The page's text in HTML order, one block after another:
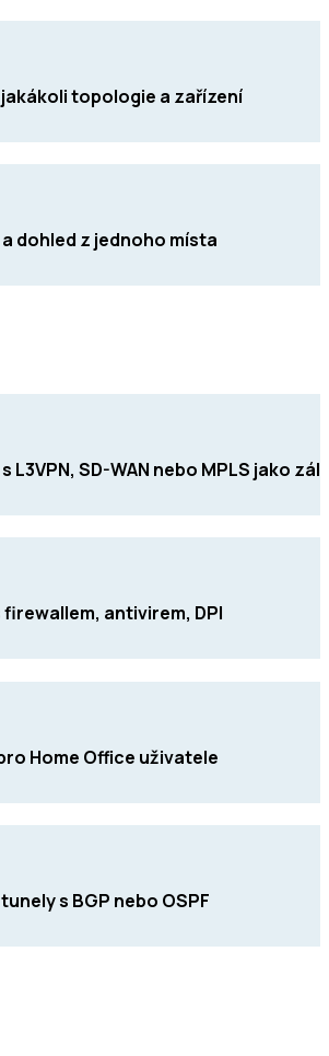
topologie a zařízení
dohled z jednoho místa
L3VPN, SD-WAN nebo MPLS jako
antivirem, DPI
Home Office uživatele
s BGP nebo OSPF